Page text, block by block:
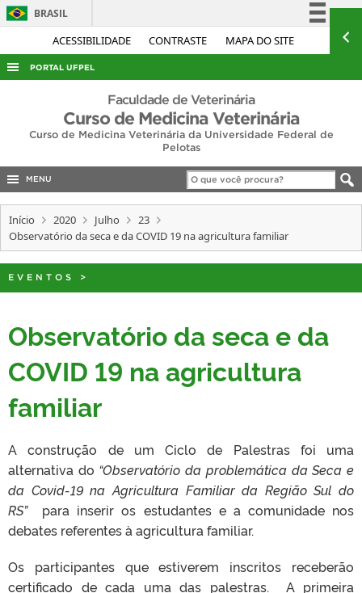
ACESSIBILIDADE CONTRASTE MAPA DO SITE
BRASIL
Simplifique!
Acesso à informação
Legislação
PORTAL UFPEL
ACESSO À INFORMAÇÃO
AUDITORIA
CONCURSOS
EDITAIS
INTERNACIONAL
Faculdade de Veterinária
Curso de Medicina Veterinária
Curso de Medicina Veterinária da Universidade Federal de
Pelotas
MENU
Início 2020 Julho
23
Observatório da seca e da COVID 19 na agricultura familiar
EVENTOS >
Observatório da seca e da
COVID 19 na agricultura
familiar
A construção de um Ciclo de Palestras foi uma
alternativa do “Observatório da problemática da Seca e
da Covid-19 na Agricultura Familiar da Região Sul do
RS”para inserir os estudantes e a comunidade nos
debates referentes à agricultura familiar.
Os participantes que estiverem inscritos receberão
certificado de cada uma das palestras. A primeira